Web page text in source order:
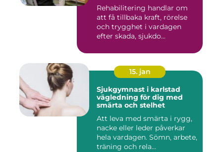
Rehabilitering handlar om
att få tillbaka kraft, rörelse
och trygghet i vardagen
efter skada, sjukdo...
15. jan
Sjukgymnast i karlstad
vägledning för dig med
smärta och stelhet
Att leva med smärta i rygg,
nacke eller leder påverkar
hela vardagen. Sömn, arbete,
träning och rela...